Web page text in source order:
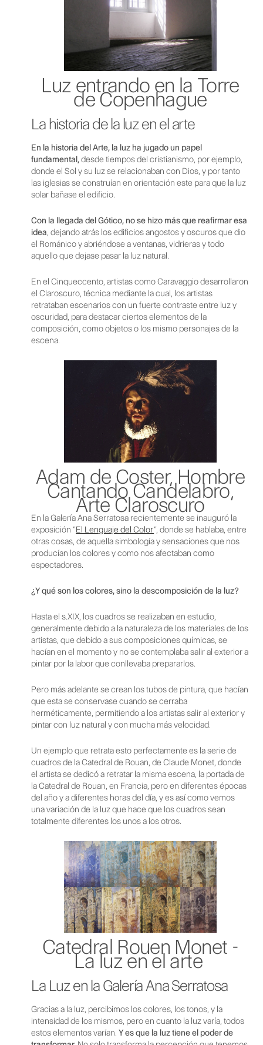
Luz entrando en la Torre
de Copenhague
La historia de la luz en el arte
En la historia del Arte, la luz ha jugado un papel
fundamental,desde tiempos del cristianismo, por ejemplo,
donde el Sol y su luz se relacionaban con Dios, y por tanto
las iglesias se construían en orientación este para que la luz
solar bañase el edificio.
Con la llegada del Gótico, no se hizo más que reafirmar esa
idea, dejando atrás los edificios angostos y oscuros que dio
el Románico y abriéndose a ventanas, vidrieras y todo
aquello que dejase pasar la luz natural.
En el Cinqueccento, artistas como Caravaggio desarrollaron
el Claroscuro, técnica mediante la cual, los artistas
retrataban escenarios con un fuerte contraste entre luz y
oscuridad, para destacar ciertos elementos de la
composición, como objetos o los mismo personajes de la
escena.
Adam de Coster, Hombre
Cantando Candelabro,
Arte Claroscuro
En la Galería Ana Serratosa recientemente se inauguró la
exposición “El Lenguaje del Color”, donde se hablaba, entre
otras cosas, de aquella simbología y sensaciones que nos
producían los colores y como nos afectaban como
espectadores.
¿Y qué son los colores, sino la descomposición de la luz?
Hasta el s.XIX, los cuadros se realizaban en estudio,
generalmente debido a la naturaleza de los materiales de los
artistas, que debido a sus composiciones químicas, se
hacían en el momento y no se contemplaba salir al exterior a
pintar por la labor que conllevaba prepararlos.
Pero más adelante se crean los tubos de pintura, que hacían
que esta se conservase cuando se cerraba
herméticamente, permitiendo a los artistas salir al exterior y
pintar con luz natural y con mucha más velocidad.
Un ejemplo que retrata esto perfectamente es la serie de
cuadros de la Catedral de Rouan, de Claude Monet, donde
el artista se dedicó a retratar la misma escena, la portada de
la Catedral de Rouan, en Francia, pero en diferentes épocas
del año y a diferentes horas del día, y es así como vemos
una variación de la luz que hace que los cuadros sean
totalmente diferentes los unos a los otros.
Catedral Rouen Monet -
La luz en el arte
La Luz en la Galería Ana Serratosa
Gracias a la luz, percibimos los colores, los tonos, y la
intensidad de los mismos, pero en cuanto la luz varía, todos
estos elementos varían.Y es que la luz tiene el poder de